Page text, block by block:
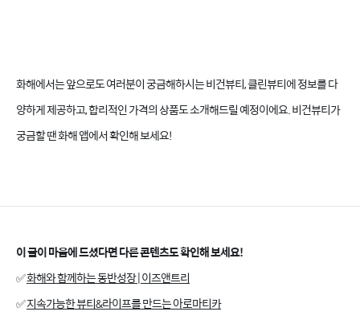
화해에서는 앞으로도 여러분이 궁금해하시는 비건뷰티, 클린뷰티에 정보를 다
양하게 제공하고, 합리적인 가격의 상품도 소개해드릴 예정이에요. 비건뷰티가
궁금할 땐 화해 앱에서 확인해 보세요!
이 글이 마음에 드셨다면 다른 콘텐츠도 확인해 보세요!
✅화해와 함께하는 동반성장 | 이즈앤트리
✅지속가능한 뷰티&라이프를 만드는 아로마티카